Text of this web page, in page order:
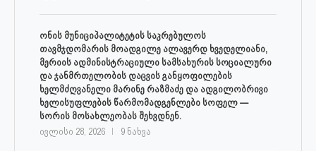
ონის მუნიციპალიტეტის საკრებულოს
თავმჯდომარის მოადგილე ალავერდ ხვედელიანი,
მერიის ადმინისტრაციული სამსახურის სოციალური
და ჯანმრთელობის დაცვის განყოფილების
ხელმძღვანელი მარინე რაზმაძე და ადგილობრივი
ხელისუფლების წარმომადგენლები სოფელ —
სორის მოსახლეობას შეხვდნენ.
ივლისი 28, 2026 9 ნახვა